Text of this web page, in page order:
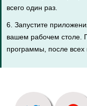
всего один раз.
6. Запустите
вашем рабочем столе.
программы, после всех